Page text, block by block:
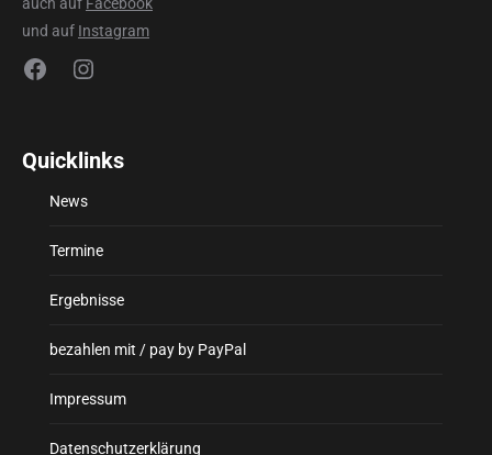
auch auf Facebook
und auf Instagram
FacebookInstagram
Quicklinks
News
Termine
Ergebnisse
bezahlen mit / pay by PayPal
Impressum
Datenschutzerklärung